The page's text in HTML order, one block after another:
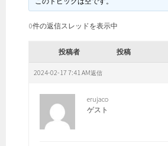
0件の返信スレッドを表示中
投稿者 投稿
2024-02-17 7:41 AM返信
erujaco
ゲスト